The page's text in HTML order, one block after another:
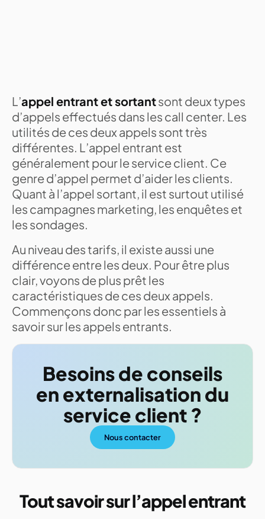
L’appel entrant et sortantsont deux types
d’appels effectués dans les call center. Les
utilités de ces deux appels sont très
différentes. L’appel entrant est
généralement pour le service client. Ce
genre d’appel permet d’aider les clients.
Quant à l’appel sortant, il est surtout utilisé
les campagnes marketing, les enquêtes et
les sondages.
Au niveau des tarifs, il existe aussi une
différence entre les deux. Pour être plus
clair, voyons de plus prêt les
caractéristiques de ces deux appels.
Commençons donc par les essentiels à
savoir sur les appels entrants.
Besoins de conseils
en externalisation du
service client ?
Nous contacter
Tout savoir sur l’appel entrant